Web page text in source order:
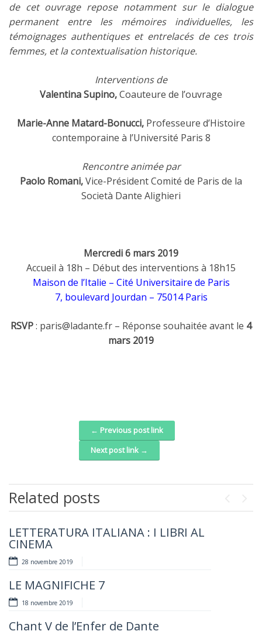
de cet ouvrage repose notamment sur le dialogue
permanent entre les mémoires individuelles, les
témoignages authentiques et entrelacés de ces trois
femmes, et la contextualisation historique.
Interventions de
Valentina Supino,Coauteure de l’ouvrage
Marie-Anne Matard-Bonucci, Professeure d’Histoire
contemporaine à l’Université Paris 8
Rencontre animée par
Paolo Romani,Vice-Président Comité de Paris de la
Società Dante Alighieri
Mercredi 6 mars 2019
Accueil à 18h – Début des interventions à 18h15
Maison de l’Italie – Cité Universitaire de Paris
7, boulevard Jourdan – 75014 Paris
RSVP: paris@ladante.fr – Réponse souhaitée avant le 4
mars 2019
Post navigation← Previous post link
Next post link →
Related posts
LETTERATURA ITALIANA : I LIBRI AL
CINEMA
28 novembre 2019
LE MAGNIFICHE 7
18 novembre 2019
Chant V de l’Enfer de Dante
Débat sur : Cucina italiana – Cuisine
française. Influences réciproques au
cours des siècles
Ho vissuto nei sogni